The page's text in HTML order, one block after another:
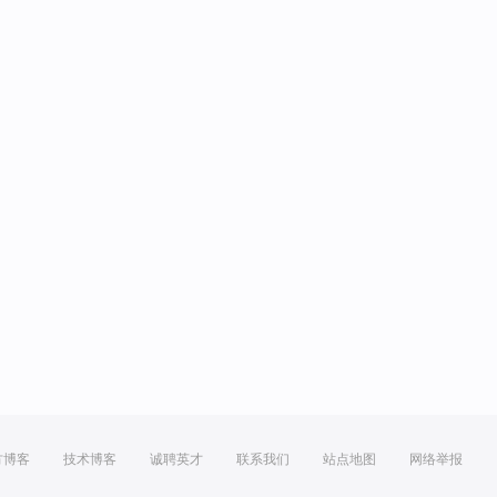
博客 技术博客 诚聘英才 联系我们 站点地图 网络举报